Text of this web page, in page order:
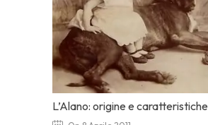
L’Alano: origine e caratteristiche